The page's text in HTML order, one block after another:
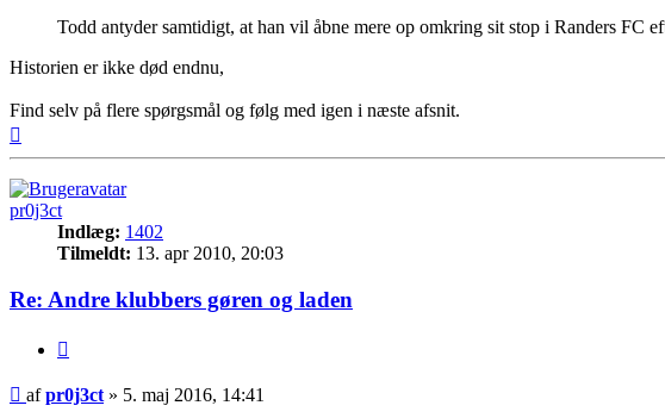
Todd antyder samtidigt, at han vil åbne mere op omkring sit stop i Randers FC
Historien er ikke død endnu,
Find selv på flere spørgsmål og følg med igen i næste afsnit.
pr0j3ct
Indlæg: 1402
Tilmeldt: 13. apr 2010, 20:03
Re: Andre klubbers gøren og laden
Indlæg
afpr0j3ct » 5. maj 2016, 14:41